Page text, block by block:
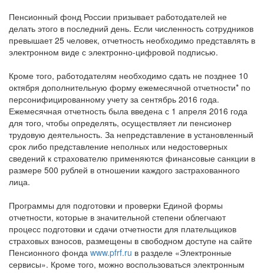
Пенсионный фонд России призывает работодателей не
делать этого в последний день. Если численность сотрудников
превышает 25 человек, отчетность необходимо представлять в
электронном виде с электронно-цифровой подписью.
Кроме того, работодателям необходимо сдать не позднее 10
октября дополнительную форму ежемесячной отчетности* по
персонифицированному учету за сентябрь 2016 года.
Ежемесячная отчетность была введена с 1 апреля 2016 года
для того, чтобы определять, осуществляет ли пенсионер
трудовую деятельность. За непредставление в установленный
срок либо представление неполных или недостоверных
сведений к страхователю применяются финансовые санкции в
размере 500 рублей в отношении каждого застрахованного
лица.
Программы для подготовки и проверки Единой формы
отчетности, которые в значительной степени облегчают
процесс подготовки и сдачи отчетности для плательщиков
страховых взносов, размещены в свободном доступе на сайте
Пенсионного фонда www.pfrf.ru в разделе «Электронные
сервисы». Кроме того, можно воспользоваться электронным